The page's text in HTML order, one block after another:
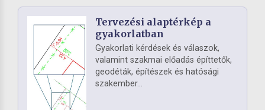
Tervezési alaptérkép a
gyakorlatban
Gyakorlati kérdések és válaszok,
valamint szakmai előadás építtetők,
geodéták, építészek és hatósági
szakember...